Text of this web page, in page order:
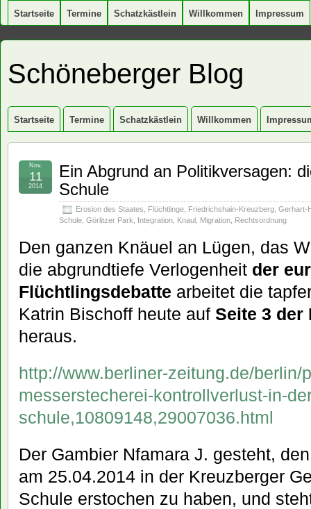
Startseite Termine Schatzkästlein Willkommen Impressum
Schöneberger Blog
Startseite Termine Schatzkästlein Willkommen
Ein Abgrund an Politikversagen:
Schule
Erosion des Staates Flüchtlinge Friedrichshain-Kreuzberg Gerhart-
Schule Görlitzer Park Integration Knaul Migration Rechtsordnung
Nov.
11
2014
Den ganzen Knäuel an Lügen, das
die abgrundtiefe Verlogenheit der
Flüchtlingsdebatte arbeitet die
Katrin Bischoff heute auf Seite 3 der
heraus.
http://www.berliner-zeitung.de/berlin/
messerstecherei-kontrollverlust-in-
schule,10809148,29007036.html
Der Gambier Nfamara J. gesteht,
am 25.04.2014 in der Kreuzberger
Schule erstochen zu haben, und